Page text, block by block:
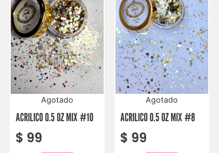
Agotado
ACRILICO 0.5 OZ MIX #10
$ 99
Agotado
ACRILICO 0.5 OZ MIX #8
$ 99